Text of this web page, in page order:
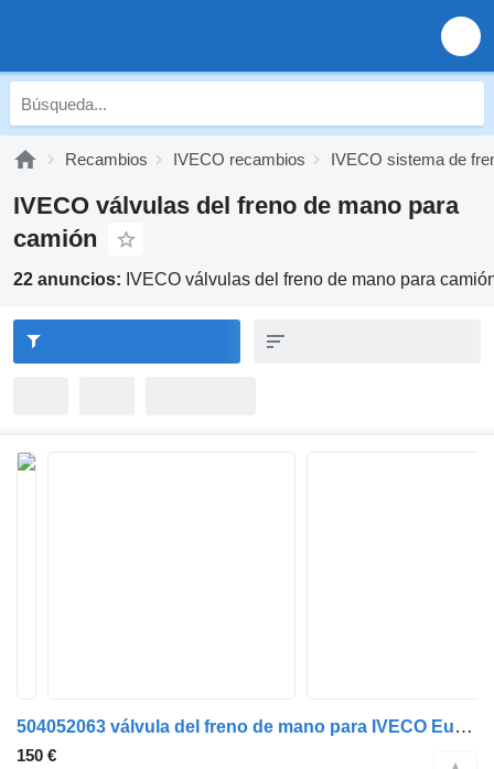
Recambios IVECO recambios IVECO sistema de
IVECO válvulas del freno de mano para
camión
22 anuncios: IVECO válvulas del freno de mano para
504052063 válvula del freno de mano para IVECO EuroCargo tector camión
150 €